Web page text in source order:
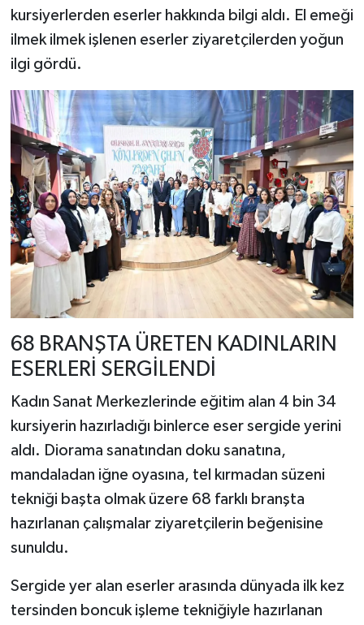
kursiyerlerden eserler hakkında bilgi aldı. El emeği
ilmek ilmek işlenen eserler ziyaretçilerden yoğun
ilgi gördü.
68 BRANŞTA ÜRETEN KADINLARIN
ESERLERİ SERGİLENDİ
Kadın Sanat Merkezlerinde eğitim alan 4 bin 34
kursiyerin hazırladığı binlerce eser sergide yerini
aldı. Diorama sanatından doku sanatına,
mandaladan iğne oyasına, tel kırmadan süzeni
tekniği başta olmak üzere 68 farklı branşta
hazırlanan çalışmalar ziyaretçilerin beğenisine
sunuldu.
Sergide yer alan eserler arasında dünyada ilk kez
tersinden boncuk işleme tekniğiyle hazırlanan